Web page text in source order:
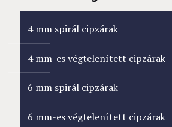
4 mm spirál cipzárak
4 mm-es végtelenített cipzárak
6 mm spirál cipzárak
6 mm-es végtelenített cipzárak